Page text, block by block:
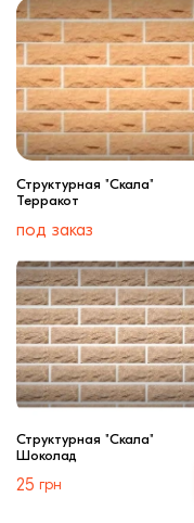
Структурная "Скала"
Терракот
под заказ
Структурная "Скала"
Шоколад
25 грн